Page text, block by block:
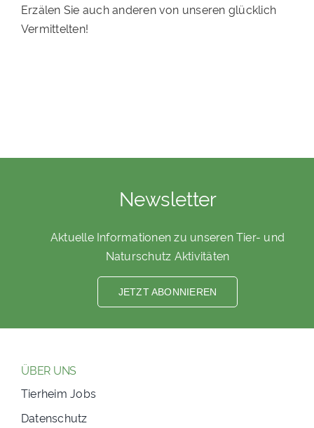
Erzälen Sie auch anderen von unseren glücklich
Vermittelten!
Newsletter
Aktuelle Informationen zu unseren Tier- und
Naturschutz Aktivitäten
JETZT ABONNIEREN
ÜBER UNS
Tierheim Jobs
Datenschutz